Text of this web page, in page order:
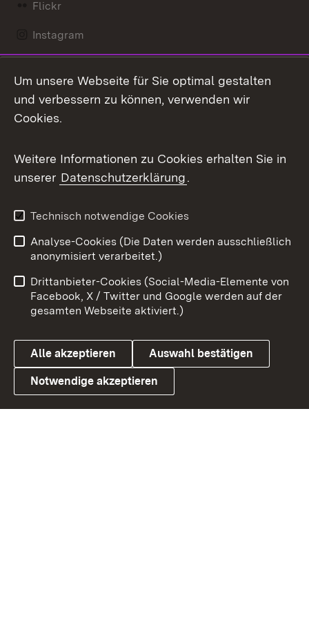
Flickr
Instagram
Mastodon
Messenger
Social Wall
X / Twitter
Youtube
Link zum Landesportal
Benutzungshinweise
Barrierefreiheit
Datenschutz
Cookies
Um unsere Webseite für Sie optimal gestalten
und verbessern zu können, verwenden wir
Cookies.
Weitere Informationen zu Cookies erhalten Sie in
unserer Datenschutzerklärung.
Technisch notwendige Cookies
Analyse-Cookies (Die Daten werden ausschließlich
anonymisiert verarbeitet.)
Drittanbieter-Cookies (Social-Media-Elemente von
Facebook, X / Twitter und Google werden auf der
gesamten Webseite aktiviert.)
Alle akzeptieren Auswahl bestätigen
Notwendige akzeptieren